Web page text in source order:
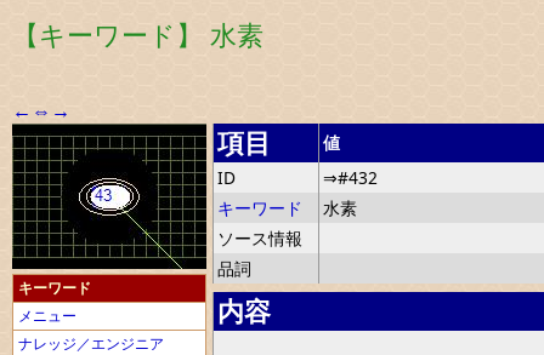
【キーワード】 水素
← ⇔ →
キーワード
メニュー
ナレッジ／エンジニア
項目
値
ID
⇒#432
キーワード
水素
ソース情報
品詞
内容